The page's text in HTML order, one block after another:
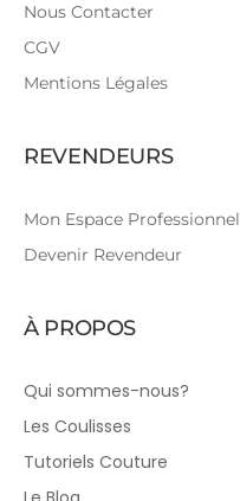
Nous Contacter
CGV
Mentions Légales
REVENDEURS
Mon Espace Professionnel
Devenir Revendeur
À PROPOS
Qui sommes-nous?
Les Coulisses
Tutoriels Couture